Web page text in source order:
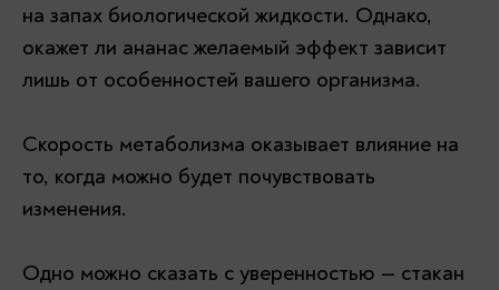
на запах биологической жидкости. Однако,
окажет ли ананас желаемый эффект зависит
лишь от особенностей вашего организма.
Скорость метаболизма оказывает влияние на
то, когда можно будет почувствовать
изменения.
Одно можно сказать с уверенностью — стакан